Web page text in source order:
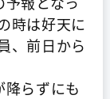
時は好天に
、前日から
らずにも